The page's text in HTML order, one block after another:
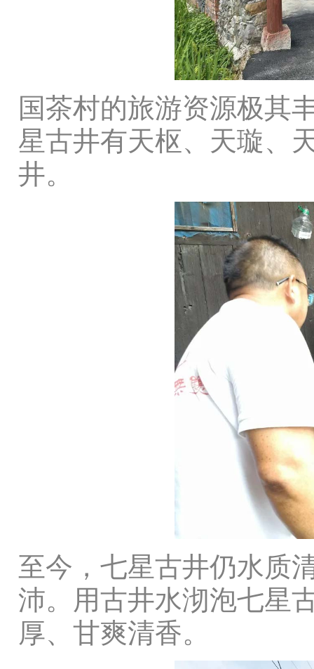
国茶村的旅游资源极其
星古井有天枢、天璇、
井。
至今，七星古井仍水质
沛。用古井水沏泡七星
厚、甘爽清香。